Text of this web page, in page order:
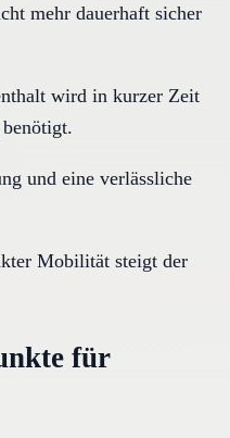
mehr dauerhaft sicher
wird in kurzer Zeit
und eine verlässliche
Mobilität steigt der
für